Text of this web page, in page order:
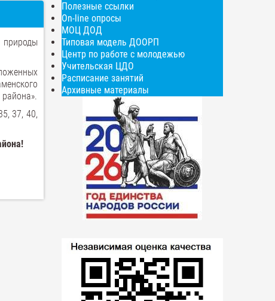
природы
37, 40,
Полезные ссылки
On-line опросы
МОЦ ДОД
Типовая модель ДООРП
Центр по работе с молодежью
Учительская ЦДО
Расписание занятий
Архивные материалы